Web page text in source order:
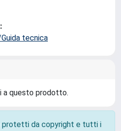
tecnica
a questo prodotto.
protetti da copyright e tutti i